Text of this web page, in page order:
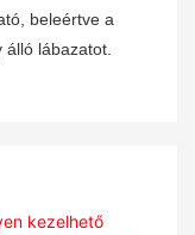
beleértve a
lábazatot.